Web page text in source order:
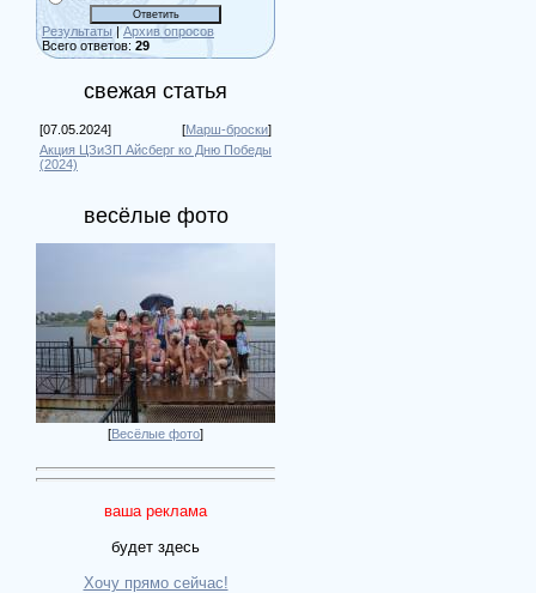
Результаты | Архив опросов
Всего ответов: 29
свежая статья
[07.05.2024] [Марш-броски]
Акция ЦЗиЗП Айсберг ко Дню Победы
(2024)
весёлые фото
[Весёлые фото]
ваша реклама
будет здесь
Хочу прямо сейчас!